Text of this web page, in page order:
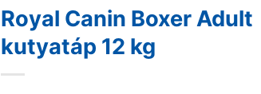
Royal Canin Boxer Adult
kutyatáp 12 kg